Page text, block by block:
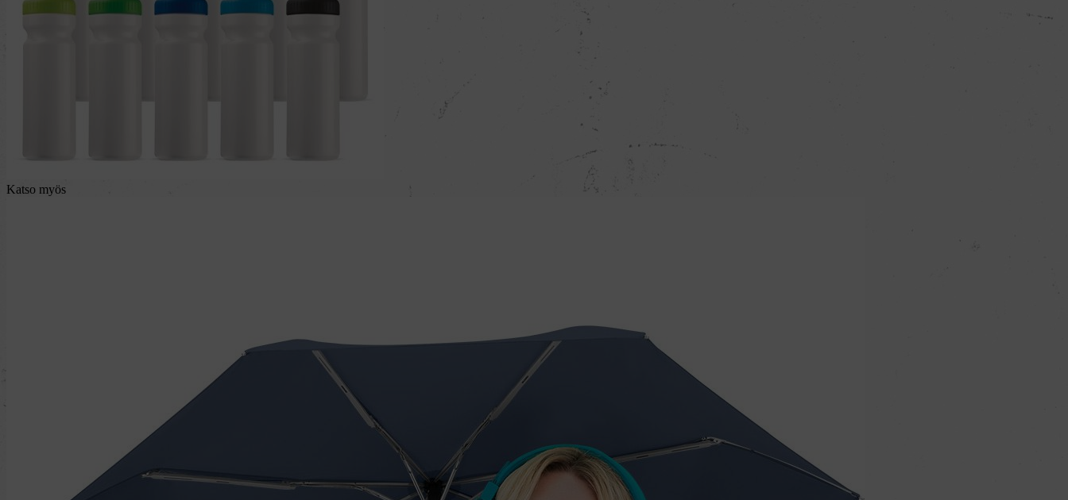
Katso myös